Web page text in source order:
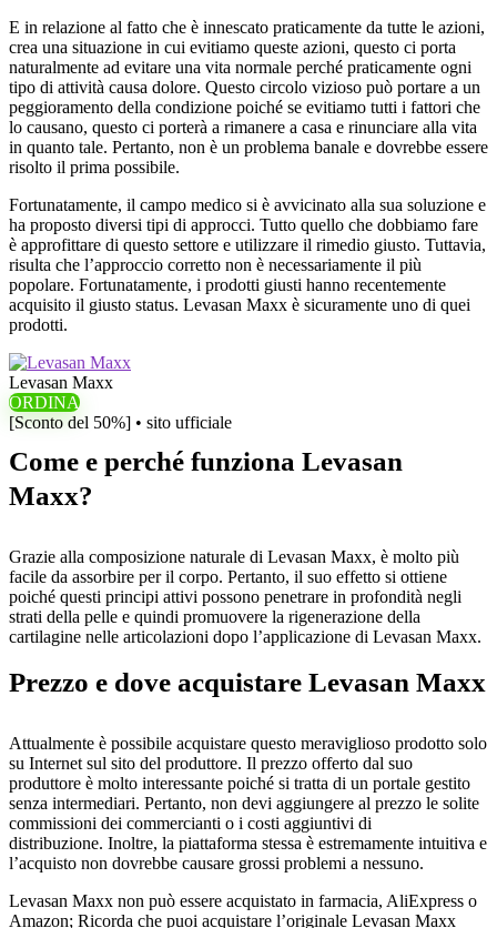
E in relazione al fatto che è innescato praticamente da tutte le azioni,
crea una situazione in cui evitiamo queste azioni, questo ci porta
naturalmente ad evitare una vita normale perché praticamente ogni
tipo di attività causa dolore. Questo circolo vizioso può portare a un
peggioramento della condizione poiché se evitiamo tutti i fattori che
lo causano, questo ci porterà a rimanere a casa e rinunciare alla vita
in quanto tale. Pertanto, non è un problema banale e dovrebbe essere
risolto il prima possibile.
Fortunatamente, il campo medico si è avvicinato alla sua soluzione e
ha proposto diversi tipi di approcci. Tutto quello che dobbiamo fare
è approfittare di questo settore e utilizzare il rimedio giusto. Tuttavia,
risulta che l’approccio corretto non è necessariamente il più
popolare. Fortunatamente, i prodotti giusti hanno recentemente
acquisito il giusto status. Levasan Maxx è sicuramente uno di quei
prodotti.
Levasan Maxx
ORDINA
[Sconto del 50%] • sito ufficiale
Come e perché funziona Levasan
Maxx?
Grazie alla composizione naturale di Levasan Maxx, è molto più
facile da assorbire per il corpo. Pertanto, il suo effetto si ottiene
poiché questi principi attivi possono penetrare in profondità negli
strati della pelle e quindi promuovere la rigenerazione della
cartilagine nelle articolazioni dopo l’applicazione di Levasan Maxx.
Prezzo e dove acquistare Levasan Maxx
Attualmente è possibile acquistare questo meraviglioso prodotto solo
su Internet sul sito del produttore. Il prezzo offerto dal suo
produttore è molto interessante poiché si tratta di un portale gestito
senza intermediari. Pertanto, non devi aggiungere al prezzo le solite
commissioni dei commercianti o i costi aggiuntivi di
distribuzione. Inoltre, la piattaforma stessa è estremamente intuitiva e
l’acquisto non dovrebbe causare grossi problemi a nessuno.
Levasan Maxx non può essere acquistato in farmacia, AliExpress o
Amazon; Ricorda che puoi acquistare l’originale Levasan Maxx